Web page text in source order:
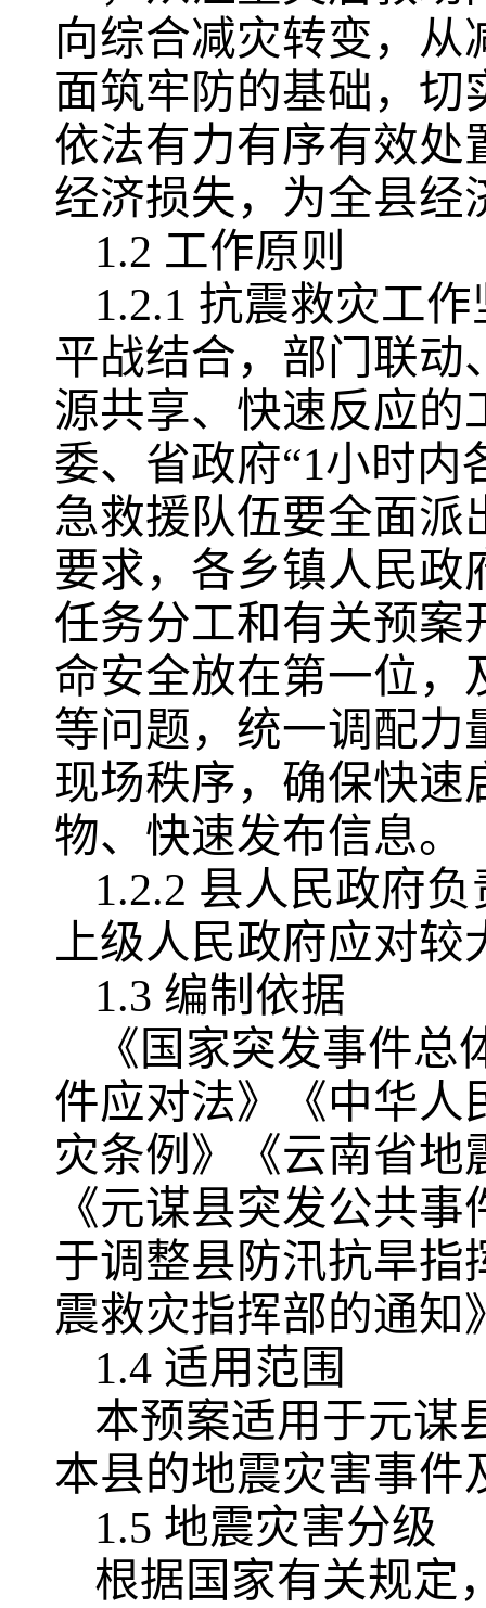
向综合减灾转变，
面筑牢防的基础，切
依法有力有序有效处
经济损失，为全县经
1.2 工作原则
1.2.1 抗震救灾工
平战结合，部门联动
源共享、快速反应的
委、省政府“1小时内
急救援队伍要全面派
要求，各乡镇人民政
任务分工和有关预案
命安全放在第一位，
等问题，统一调配力
现场秩序，确保快速
物、快速发布信息。
1.2.2 县人民政府
上级人民政府应对较
1.3 编制依据
《国家突发事件
件应对法》《中华人
灾条例》《云南省地
《元谋县突发公共
于调整县防汛抗旱指
震救灾指挥部的通知
1.4 适用范围
本预案适用于元谋
本县的地震灾害事件
1.5 地震灾害分级
根据国家有关规定